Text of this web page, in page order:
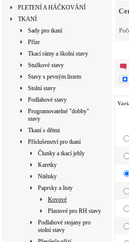
PLETENÍ A HÁČKOVÁNÍ
TKANÍ
Sady pro tkaní
Příze
Tkací rámy a školní stavy
Stužkové stavy
Stavy s pevným listem
Stolní stavy
Podlahové stavy
Programovatelné "dobby"
stavy
Tkaní s dětmi
Příslušenství pro tkaní
Člunky a tkací jehly
Karetky
Nitěnky
Paprsky a listy
Kovové
Plastové pro RH stavy
Podlahové stojany pro
stolní stavy